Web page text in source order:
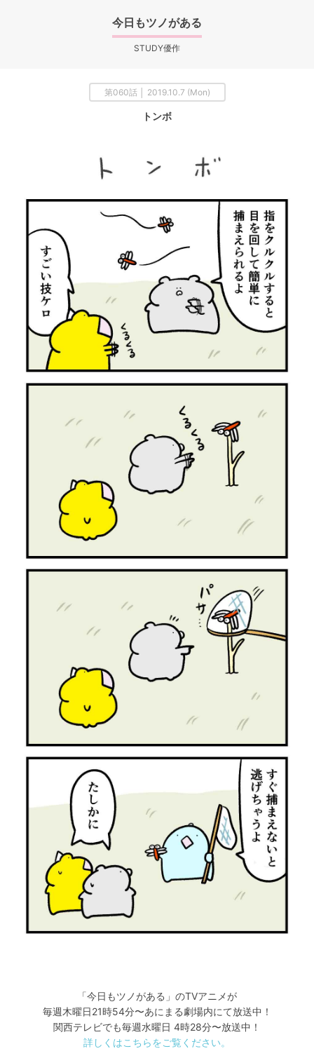
今日もツノがある
STUDY優作
第060話 │ 2019.10.7 (Mon)
トンボ
「今日もツノがある」のTVアニメが
毎週木曜日21時54分〜あにまる劇場内にて放送中！
関西テレビでも毎週水曜日 4時28分〜放送中！
詳しくはこちらをご覧ください。